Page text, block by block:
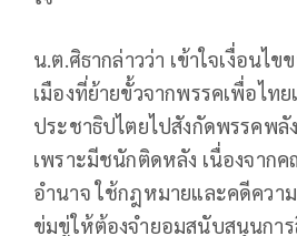
น.ต.ศิธากล่าวว่า เข้าใจเงื่อนไ
เมืองที่ย้ายขั้วจากพรรคเพื่อไท
ประชาธิปไตยไปสังกัดพรรคพลั
เพราะมีชนักติดหลัง เนื่องจาก
อำนาจ ใช้กฎหมายและคดีควา
ข่มขู่ให้ต้องจำยอมสนับสนุนกา